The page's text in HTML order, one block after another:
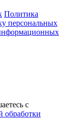
Политика
персональных
с
обработки